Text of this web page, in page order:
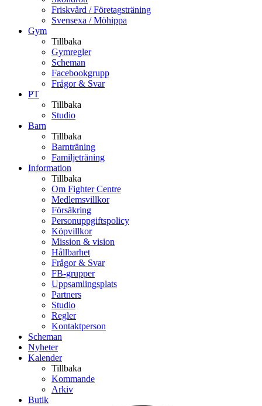
Friskvård / Företagsträning
Svensexa / Möhippa
Gym
Tillbaka
Gymregler
Scheman
Facebookgrupp
Frågor & Svar
PT
Tillbaka
Studio
Barn
Tillbaka
Barnträning
Familjeträning
Information
Tillbaka
Om Fighter Centre
Medlemsvillkor
Försäkring
Personuppgiftspolicy
Köpvillkor
Mission & vision
Hållbarhet
Frågor & Svar
FB-grupper
Uppsamlingsplats
Partners
Studio
Regler
Kontaktperson
Scheman
Nyheter
Kalender
Tillbaka
Kommande
Arkiv
Butik